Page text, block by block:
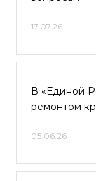
17.07.26
В «Единой
ремонтом
05.06.26